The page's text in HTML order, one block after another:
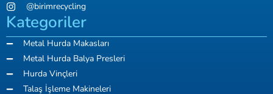
@birimrecycling
Kategoriler
Metal Hurda Makasları
Metal Hurda Balya Presleri
Hurda Vinçleri
Talaş İşleme Makineleri